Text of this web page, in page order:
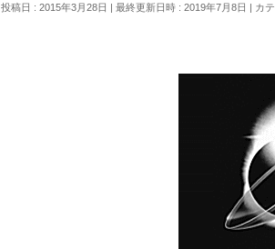
投稿日 : 2015年3月28日 最終更新日時 : 2019年7月8日 カ